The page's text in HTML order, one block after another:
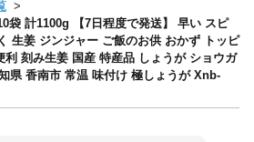
袋 計1100g 【7日程度で発送】 早い スピ
生姜 ジンジャー ご飯のお供 おかず トッピ
利 刻み生姜 国産 特産品 しょうが ショウガ
県 香南市 常温 味付け 極しょうが Xnb-